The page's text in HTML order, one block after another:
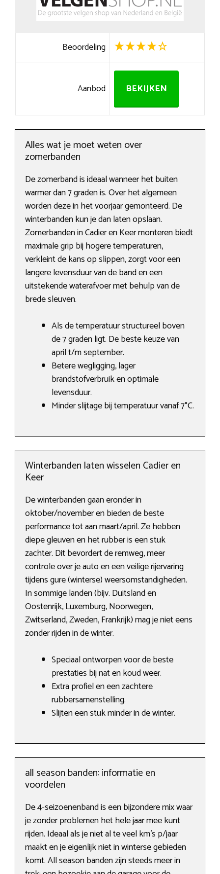
Beoordeling
Aanbod BEKIJKEN
Alles wat je moet weten over
zomerbanden
De zomerband is ideaal wanneer het buiten
warmer dan 7 graden is. Over het algemeen
worden deze in het voorjaar gemonteerd. De
winterbanden kun je dan laten opslaan.
Zomerbanden in Cadier en Keer monteren biedt
maximale grip bij hogere temperaturen,
verkleint de kans op slippen, zorgt voor een
langere levensduur van de band en een
uitstekende waterafvoer met behulp van de
brede sleuven.
Als de temperatuur structureel boven
de 7 graden ligt. De beste keuze van
april t/m september.
Betere wegligging, lager
brandstofverbruik en optimale
levensduur.
Minder slijtage bij temperatuur vanaf 7°C.
Winterbanden laten wisselen Cadier en
Keer
De winterbanden gaan eronder in
oktober/november en bieden de beste
performance tot aan maart/april. Ze hebben
diepe gleuven en het rubber is een stuk
zachter. Dit bevordert de remweg, meer
controle over je auto en een veilige rijervaring
tijdens gure (winterse) weersomstandigheden.
In sommige landen (bijv. Duitsland en
Oostenrijk, Luxemburg, Noorwegen,
Zwitserland, Zweden, Frankrijk) mag je niet eens
zonder rijden in de winter.
Speciaal ontworpen voor de beste
prestaties bij nat en koud weer.
Extra profiel en een zachtere
rubbersamenstelling.
Slijten een stuk minder in de winter.
all season banden: informatie en
voordelen
De 4-seizoenenband is een bijzondere mix waar
je zonder problemen het hele jaar mee kunt
rijden. Ideaal als je niet al te veel km’s p/jaar
maakt en je eigenlijk niet in winterse gebieden
komt. All season banden zijn steeds meer in